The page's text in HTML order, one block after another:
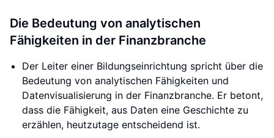
Die Bedeutung von analytischen
Fähigkeiten in der Finanzbranche
Der Leiter einer Bildungseinrichtung spricht über die
Bedeutung von analytischen Fähigkeiten und
Datenvisualisierung in der Finanzbranche. Er betont,
dass die Fähigkeit, aus Daten eine Geschichte zu
erzählen, heutzutage entscheidend ist.